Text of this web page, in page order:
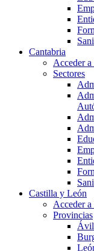
Cantabria
Acceder a
Sectores
Castilla y León
Acceder
Provincias